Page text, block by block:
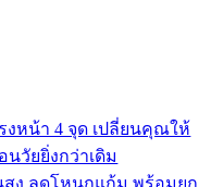
งหน้า 4 จุด เปลี่ยนคุณให้
นวัยยิ่งกว่าเดิม
สูง ลดโหนกแก้ม พร้อมยก